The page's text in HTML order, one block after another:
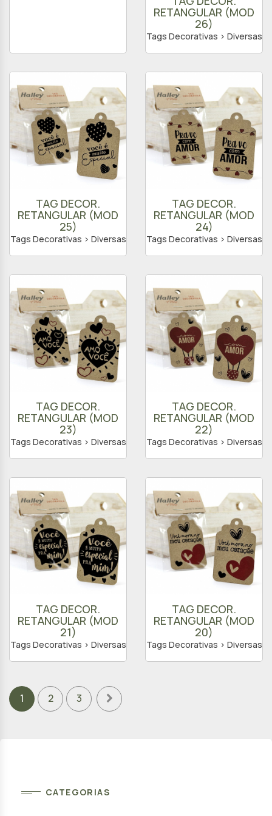
RETANGULAR (MOD
26)
Tags Decorativas > Diversas
TAG DECOR.
RETANGULAR (MOD
25)
Tags Decorativas > Diversas
TAG DECOR.
RETANGULAR (MOD
24)
Tags Decorativas > Diversas
TAG DECOR.
RETANGULAR (MOD
23)
Tags Decorativas > Diversas
TAG DECOR.
RETANGULAR (MOD
22)
Tags Decorativas > Diversas
TAG DECOR.
RETANGULAR (MOD
21)
Tags Decorativas > Diversas
TAG DECOR.
RETANGULAR (MOD
20)
Tags Decorativas > Diversas
1 2 3
CATEGORIAS